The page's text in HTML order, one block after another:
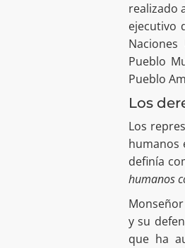
realizado
ejecutivo
Pueblo
Pueblo
Los
Los
humanos
definía
humanos
y su
que ha